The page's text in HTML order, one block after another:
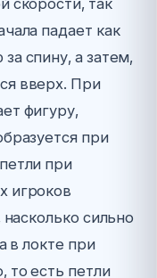
скорости, так
падает как
спину, а затем,
вверх. При
фигуру,
при
при
игроков
сильно
в локте при
то есть петли